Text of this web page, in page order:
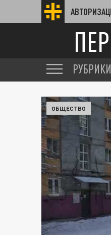
РУБРИКИ
ОБЩЕСТВО